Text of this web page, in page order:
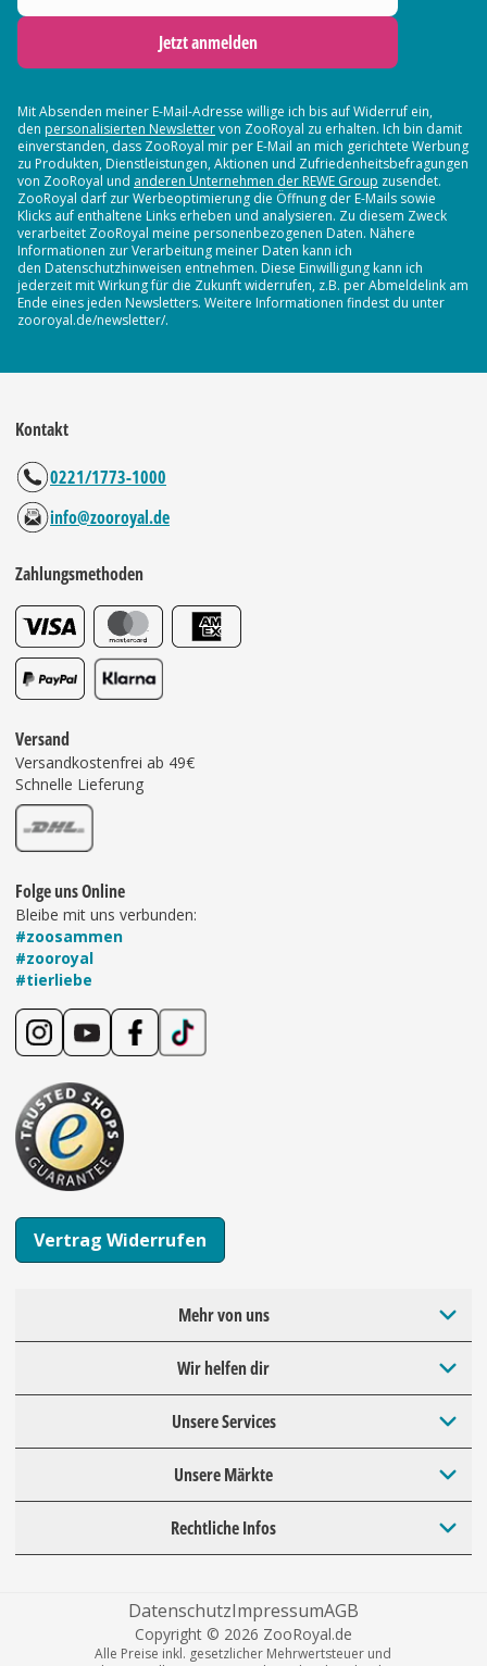
Jetzt anmelden
Mit Absenden meiner E-Mail-Adresse willige ich bis auf Widerruf ein,
den personalisierten Newslettervon ZooRoyal zu erhalten. Ich bin damit
einverstanden, dass ZooRoyal mir per E-Mail an mich gerichtete Werbung
zu Produkten, Dienstleistungen, Aktionen und Zufriedenheitsbefragungen
von ZooRoyal und anderen Unternehmen der REWE Group zusendet.
ZooRoyal darf zur Werbeoptimierung die Öffnung der E-Mails sowie
Klicks auf enthaltene Links erheben und analysieren. Zu diesem Zweck
verarbeitet ZooRoyal meine personenbezogenen Daten. Nähere
Informationen zur Verarbeitung meiner Daten kann ich
den Datenschutzhinweisen entnehmen. Diese Einwilligung kann ich
jederzeit mit Wirkung für die Zukunft widerrufen, z.B. per Abmeldelink am
Ende eines jeden Newsletters. Weitere Informationen findest du unter
zooroyal.de/newsletter/.
Kontakt
0221/1773-1000
info@zooroyal.de
Zahlungsmethoden
Versand
Versandkostenfrei ab 49€
Schnelle Lieferung
Folge uns Online
Bleibe mit uns verbunden:
#zoosammen
#zooroyal
#tierliebe
Vertrag Widerrufen
Mehr von uns
Wir helfen dir
Unsere Services
Unsere Märkte
Rechtliche Infos
DatenschutzImpressumAGB
Copyright © 2026 ZooRoyal.de
Alle Preise inkl. gesetzlicher Mehrwertsteuer und